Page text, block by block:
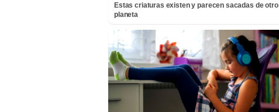
Estas criaturas existen y parecen sacadas de otro
planeta